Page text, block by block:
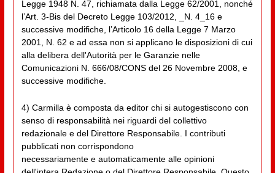
Legge 1948 N. 47, richiamata dalla Legge 62/2001, nonché
l’Art. 3-Bis del Decreto Legge 103/2012, _N. 4_16 e
successive modifiche, l’Articolo 16 della Legge 7 Marzo
2001, N. 62 e ad essa non si applicano le disposizioni di cui
alla delibera dell'Autorità per le Garanzie nelle
Comunicazioni N. 666/08/CONS del 26 Novembre 2008, e
successive modifiche.
4) Carmilla è composta da editor chi si autogestiscono con
senso di responsabilità nei riguardi del collettivo
redazionale e del Direttore Responsabile. I contributi
pubblicati non corrispondono
necessariamente e automaticamente alle opinioni